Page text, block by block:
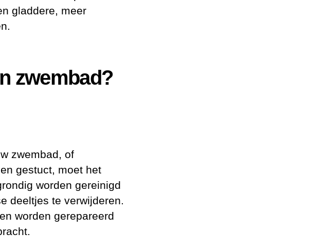
gladdere, meer
zwembad?
zwembad, of
gestuct, moet het
worden gereinigd
deeltjes te verwijderen.
worden gerepareerd